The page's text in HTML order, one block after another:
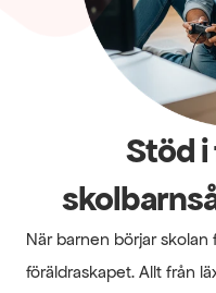
Stöd
När barnen börjar
föräldraskapet. Allt från